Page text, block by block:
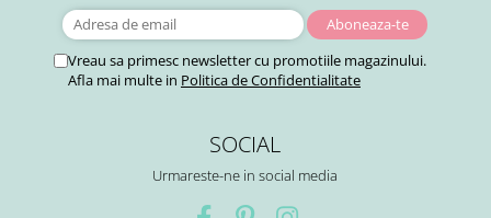
Vreau sa primesc newsletter cu promotiile magazinului.
Afla mai multe in Politica de Confidentialitate
SOCIAL
Urmareste-ne in social media